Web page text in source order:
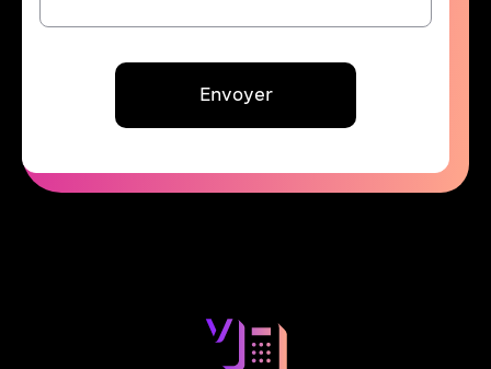
Envoyer